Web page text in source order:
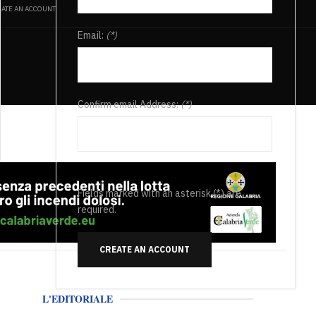
AN ACCOUNT
Email: (*)
Confirm email Address:(*)
Fields marked with an asterisk (*) are
required.
CREATE AN ACCOUNT
L'EDITORIALE